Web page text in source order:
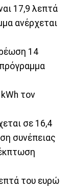
17,9 λεπτά
ανέρχεται
14
τον
σε 16,4
συνέπειας
του ευρώ